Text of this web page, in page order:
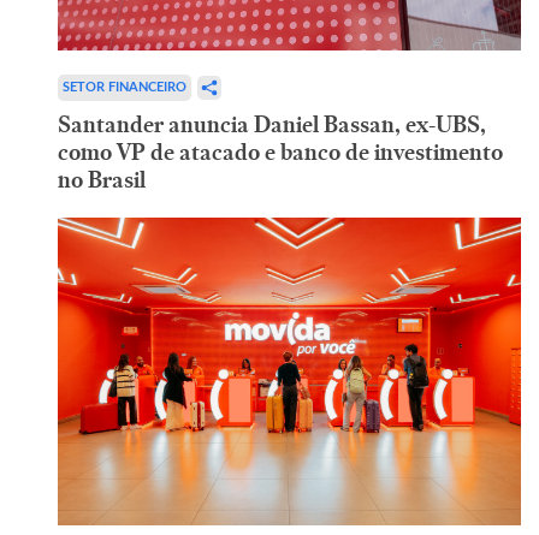
SETOR FINANCEIRO
Santander anuncia Daniel Bassan, ex-UBS,
como VP de atacado e banco de investimento
no Brasil